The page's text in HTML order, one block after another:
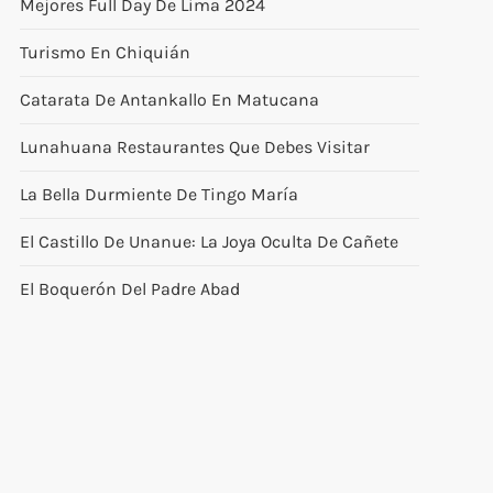
Mejores Full Day De Lima 2024
Turismo En Chiquián
Catarata De Antankallo En Matucana
Lunahuana Restaurantes Que Debes Visitar
La Bella Durmiente De Tingo María
El Castillo De Unanue: La Joya Oculta De Cañete
El Boquerón Del Padre Abad